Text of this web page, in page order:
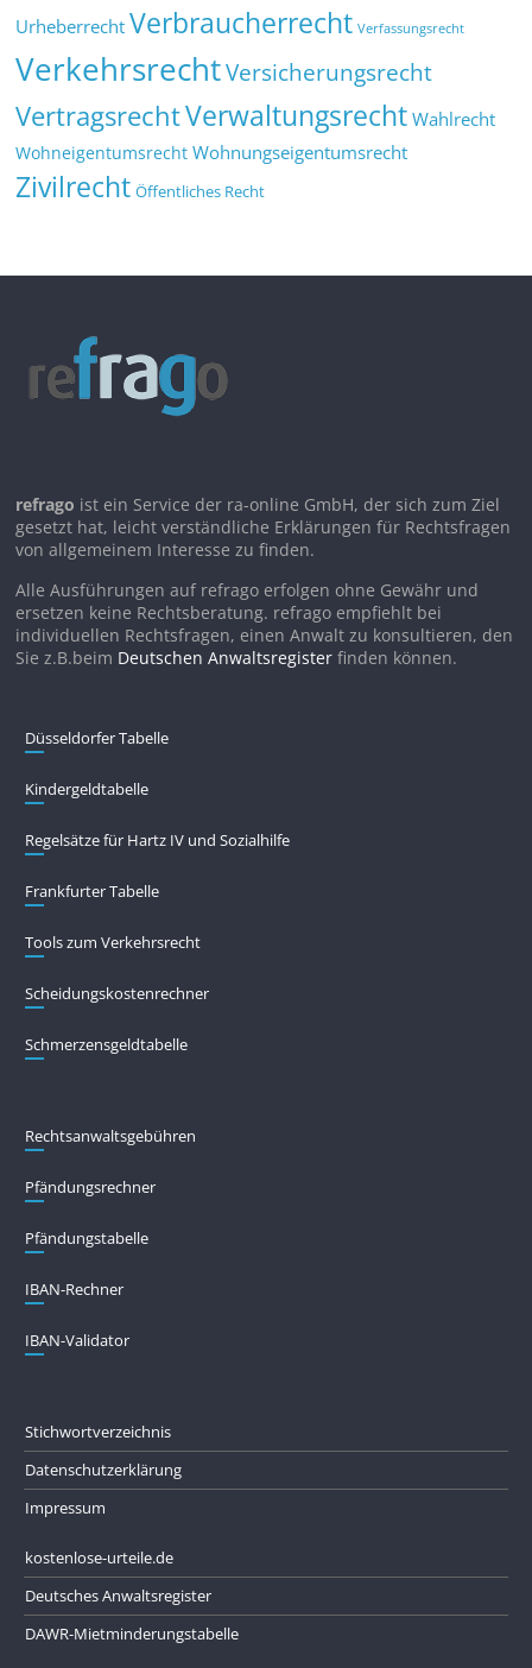
Urheberrecht Verbraucherrecht Verfassungsrecht
VerkehrsrechtVersicherungsrecht
VertragsrechtVerwaltungsrecht Wahlrecht
Wohneigentumsrecht Wohnungseigentumsrecht
Zivilrecht Öffentliches Recht
refrago ist ein Service der ra-online GmbH, der sich zum Ziel
gesetzt hat, leicht verständliche Erklärungen für Rechtsfragen
von allgemeinem Interesse zu finden.
Alle Ausführungen auf refrago erfolgen ohne Gewähr und
ersetzen keine Rechtsberatung. refrago empfiehlt bei
individuellen Rechtsfragen, einen Anwalt zu konsultieren, den
Sie z.B.beim Deutschen Anwaltsregister finden können.
Düsseldorfer Tabelle
Kindergeldtabelle
Regelsätze für Hartz IV und Sozialhilfe
Frankfurter Tabelle
Tools zum Verkehrsrecht
Scheidungskostenrechner
Schmerzensgeldtabelle
Rechtsanwaltsgebühren
Pfändungs­rechner
Pfändungs­tabelle
IBAN-Rechner
IBAN-Validator
Stichwortverzeichnis
Datenschutzerklärung
Impressum
kostenlose-urteile.de
Deutsches Anwaltsregister
DAWR-Mietminderungstabelle